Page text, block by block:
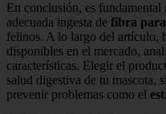
En conclusión, es
adecuada ingesta de fibra
felinos. A lo largo del artículo,
disponibles en el mercado,
características. Elegir el
salud digestiva de tu mascota,
prevenir problemas como el